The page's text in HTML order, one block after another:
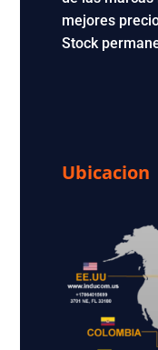
mejores
Stock
Ubicacion